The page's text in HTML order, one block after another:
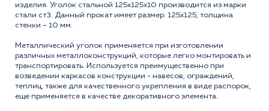
изделия. Уголок стальной 125х125х10 производится из марки
стали ст3. Данный прокат имеет размер: 125x125, толщина
стенки – 10 мм.
Металлический уголок применяется при изготовлении
различных металлоконструкций, которые легко монтировать и
транспортировать. Используется преимущественно при
возведении каркасов конструкции - навесов, ограждений,
теплиц, также для качественного укрепления в виде распорок,
еще применяется в качестве декоративного элемента.